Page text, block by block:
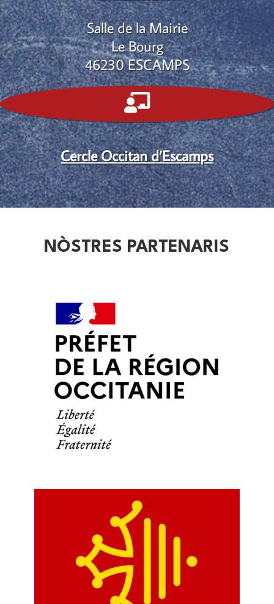
Salle de la Mairie
Le Bourg
46230 ESCAMPS

Cercle Occitan d’Escamps
NÒSTRES PARTENARIS